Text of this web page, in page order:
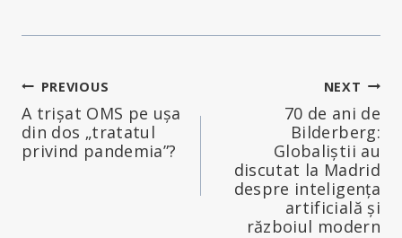
Navigare
în
articole
PREVIOUS
A trișat OMS pe ușa
din dos „tratatul
privind pandemia”?
NEXT
70 de ani de
Bilderberg:
Globaliștii au
discutat la Madrid
despre inteligența
artificială și
războiul modern